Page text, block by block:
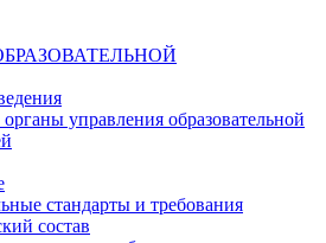
управления образовательной
стандарты и требования
состав